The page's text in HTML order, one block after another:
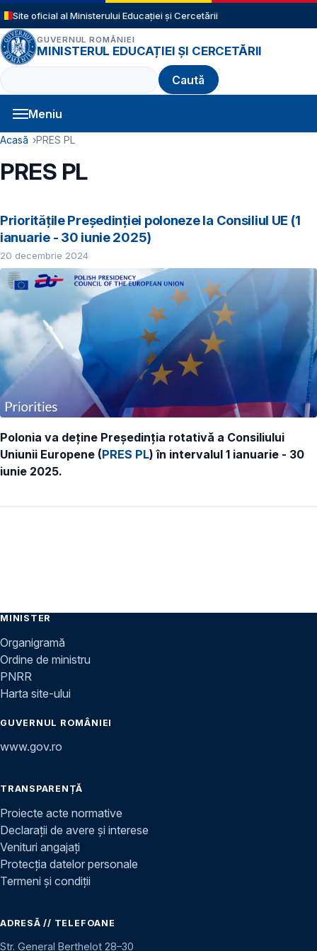
Sari la conținutul principal
Site oficial al Ministerului Educației și Cercetării
GUVERNUL ROMÂNIEI
MINISTERUL EDUCAȚIEI ȘI CERCETĂRII
Caută
Meniu
Navigație principală
Cale de navigare
Acasă PRES PL
PRES PL
Prioritățile Președinției poloneze la Consiliul UE (1
ianuarie - 30 iunie 2025)
20 decembrie 2024
Polonia va deține Președinția rotativă a Consiliului
Uniunii Europene (PRES PL) în intervalul 1 ianuarie - 30
iunie 2025.
MINISTER
Organigramă
Ordine de ministru
PNRR
Harta site-ului
GUVERNUL ROMÂNIEI
www.gov.ro
TRANSPARENȚĂ
Proiecte acte normative
Declarații de avere și interese
Venituri angajați
Protecția datelor personale
Termeni și condiții
ADRESĂ // TELEFOANE
Str. General Berthelot 28–30